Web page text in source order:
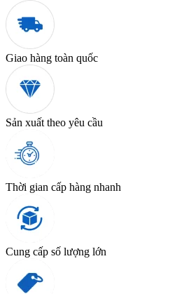
Giao hàng toàn quốc
Sản xuất theo yêu cầu
Thời gian cấp hàng nhanh
Cung cấp số lượng lớn